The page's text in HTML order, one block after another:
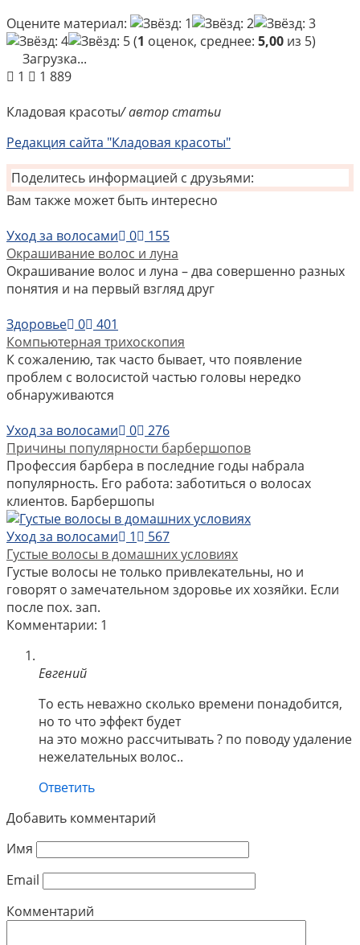
Оцените материал:
(1 оценок, среднее: 5,00 из 5)
Загрузка...
1
1 889
Кладовая красоты/ автор статьи
Редакция сайта "Кладовая красоты"
Поделитесь информацией с друзьями:
Вам также может быть интересно
Уход за волосами
0
155
Окрашивание волос и луна
Окрашивание волос и луна – два совершенно разных
понятия и на первый взгляд друг
Здоровье
0
401
Компьютерная трихоскопия
К сожалению, так часто бывает, что появление
проблем с волосистой частью головы нередко
обнаруживаются
Уход за волосами
0
276
Причины популярности барбершопов
Профессия барбера в последние годы набрала
популярность. Его работа: заботиться о волосах
клиентов. Барбершопы
Уход за волосами
1
567
Густые волосы в домашних условиях
Густые волосы не только привлекательны, но и
говорят о замечательном здоровье их хозяйки. Если
после пох. зап.
Комментарии: 1
Евгений
То есть неважно сколько времени понадобится,
но то что эффект будет
на это можно рассчитывать ? по поводу удаление
нежелательных волос..
Ответить
Добавить комментарий
Имя
Email
Комментарий